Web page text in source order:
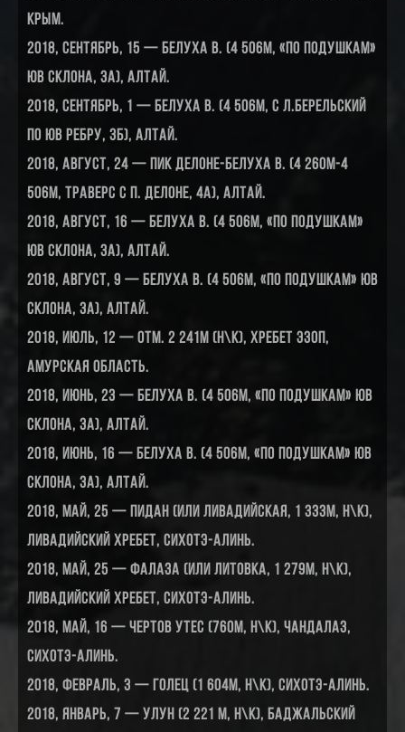
Крым.
2018, сентябрь, 15 — Белуха В. (4 506м, «по подушкам»
ЮВ склона, 3А), Алтай.
2018, сентябрь, 1 — Белуха В. (4 506м, с л.Берельский
по ЮВ ребру, 3Б), Алтай.
2018, август, 24 — пик Делоне-Белуха В. (4 260м-4
506м, траверс с п. Делоне, 4А), Алтай.
2018, август, 16 — Белуха В. (4 506м, «по подушкам»
ЮВ склона, 3А), Алтай.
2018, август, 9 — Белуха В. (4 506м, «по подушкам» ЮВ
склона, 3А), Алтай.
2018, июль, 12 — отм. 2 241м (н\к), хребет Эзоп,
Амурская область.
2018, июнь, 23 — Белуха В. (4 506м, «по подушкам» ЮВ
склона, 3А), Алтай.
2018, июнь, 16 — Белуха В. (4 506м, «по подушкам» ЮВ
склона, 3А), Алтай.
2018, май, 25 — Пидан (или Ливадийская, 1 333м, н\к),
Ливадийский хребет, Сихотэ-Алинь.
2018, май, 25 — Фалаза (или Литовка, 1 279м, н\к),
Ливадийский хребет, Сихотэ-Алинь.
2018, май, 16 — Чертов Утес (760м, н\к), Чандалаз,
Сихотэ-Алинь.
2018, февраль, 3 — Голец (1 604м, н\к), Сихотэ-Алинь.
2018, январь, 7 — Улун (2 221 м, н\к), Баджальский